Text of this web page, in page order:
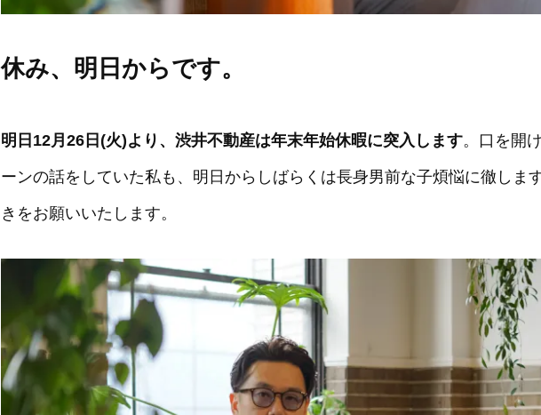
休み、明日からです。
明日12月26日(火)より、渋井不動産は年末年始休暇に突入します。口を開
ーンの話をしていた私も、明日からしばらくは長身男前な子煩悩に徹しま
きをお願いいたします。